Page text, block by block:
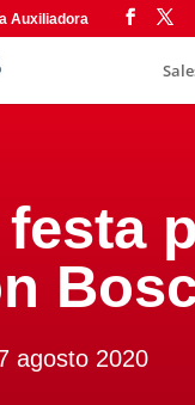
Auxiliadora
festa
agosto 2020